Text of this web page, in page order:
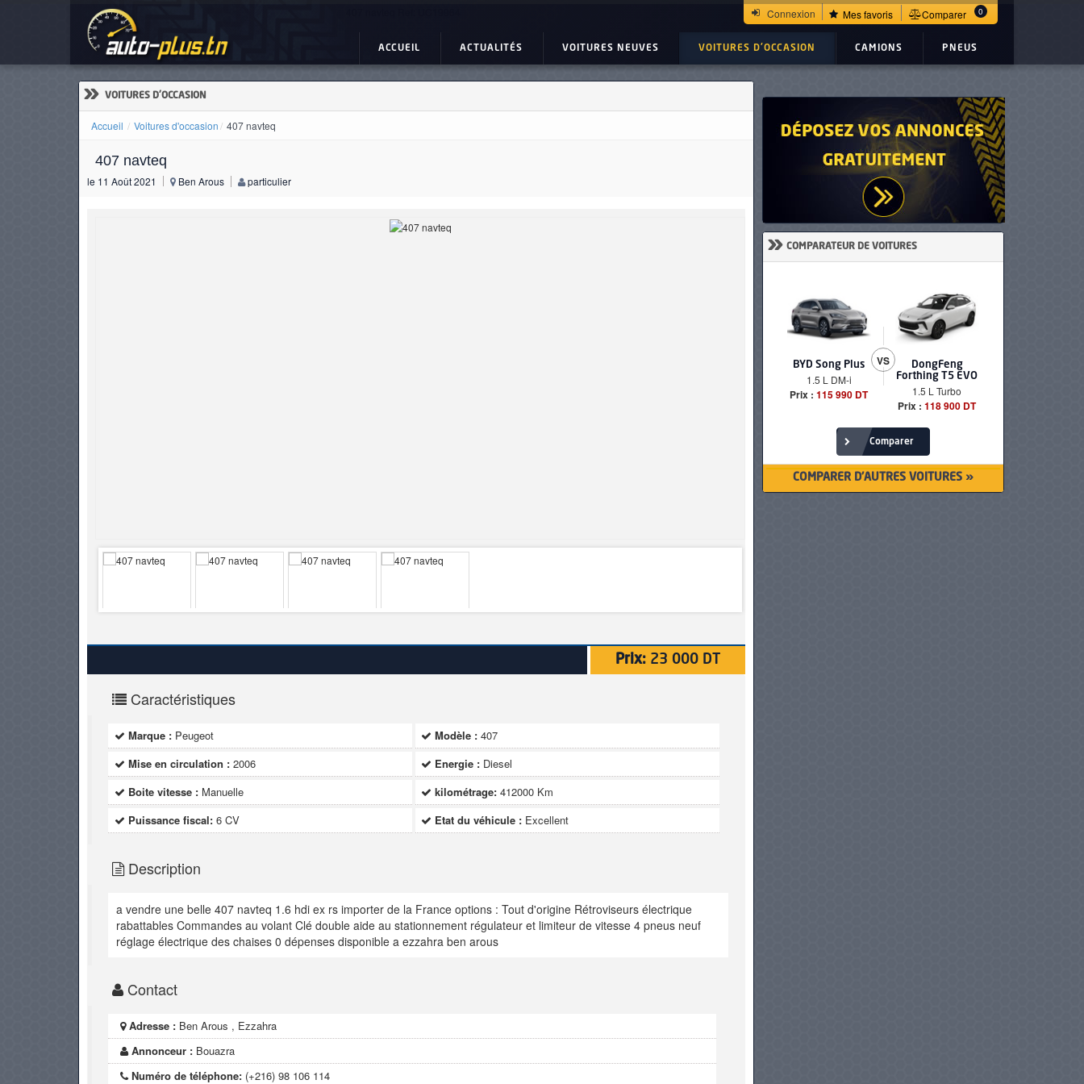
Connexion Mes favoris Comparer 0
ACCUEIL ACTUALITÉS VOITURES NEUVES VOITURES D'OCCASION CAMIONS PNEUS
» VOITURES D'OCCASION
Accueil Voitures d'occasion 407 navteq
407 navteq
le 11 Août 2021 Ben Arous particulier
Prix: 23 000 DT
Caractéristiques
Marque : Peugeot Modèle : 407
Mise en circulation : 2006 Energie : Diesel
Boite vitesse : Manuelle kilométrage: 412000 Km
Puissance fiscal: 6 CV Etat du véhicule : Excellent
Description
a vendre une belle 407 navteq 1.6 hdi ex rs importer de la France options : Tout d'origine Rétroviseurs électrique
rabattables Commandes au volant Clé double aide au stationnement régulateur et limiteur de vitesse 4 pneus neuf
réglage électrique des chaises 0 dépenses disponible a ezzahra ben arous
Contact
Adresse : Ben Arous , Ezzahra
Annonceur : Bouazra
Numéro de téléphone: (+216) 98 106 114
» COMPARATEUR DE VOITURES
BYD Song Plus
1.5 L DM-i
Prix : 115 990 DT
VS
DongFeng
Forthing T5 EVO
1.5 L Turbo
Prix : 118 900 DT
Comparer
COMPARER D'AUTRES VOITURES »
ACTUALITÉS